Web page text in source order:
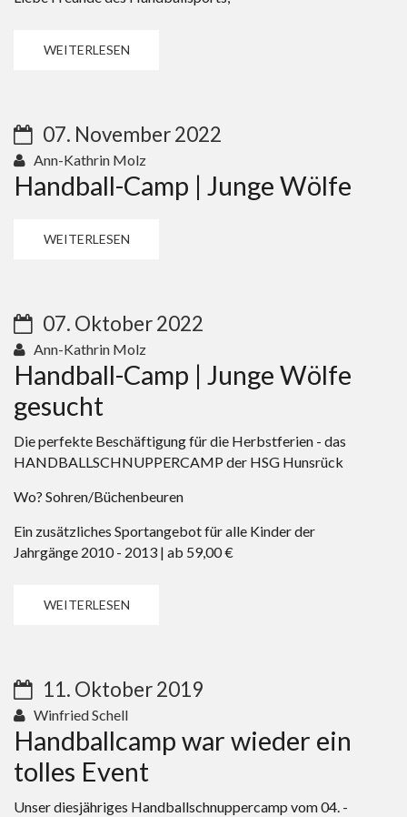
WEITERLESEN
07. November 2022
Ann-Kathrin Molz
Handball-Camp | Junge Wölfe
WEITERLESEN
07. Oktober 2022
Ann-Kathrin Molz
Handball-Camp | Junge Wölfe
gesucht
Die perfekte Beschäftigung für die Herbstferien - das
HANDBALLSCHNUPPERCAMP der HSG Hunsrück
Wo? Sohren/Büchenbeuren
Ein zusätzliches Sportangebot für alle Kinder der
Jahrgänge 2010 - 2013 | ab 59,00 €
WEITERLESEN
11. Oktober 2019
Winfried Schell
Handballcamp war wieder ein
tolles Event
Unser diesjähriges Handballschnuppercamp vom 04. -